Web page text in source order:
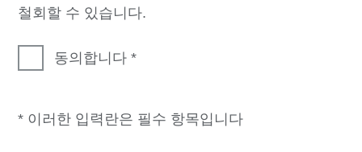
철회할 수 있습니다.
동의합니다
* 이러한 입력란은 필수 항목입니다